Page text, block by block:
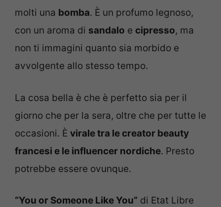
molti una bomba. È un profumo legnoso,
con un aroma di sandalo e cipresso, ma
non ti immagini quanto sia morbido e
avvolgente allo stesso tempo.
La cosa bella è che è perfetto sia per il
giorno che per la sera, oltre che per tutte le
occasioni. È virale tra le creator beauty
francesi e le influencer nordiche. Presto
potrebbe essere ovunque.
“You or Someone Like You” di Etat Libre